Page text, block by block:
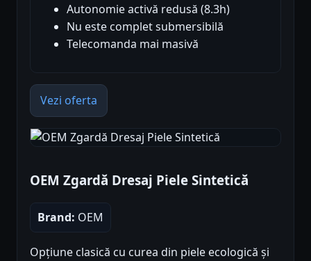
Autonomie activă redusă (8.3h)
Nu este complet submersibilă
Telecomanda mai masivă
Vezi oferta
OEM Zgardă Dresaj Piele Sintetică
Brand: OEM
Opțiune clasică cu curea din piele ecologică și